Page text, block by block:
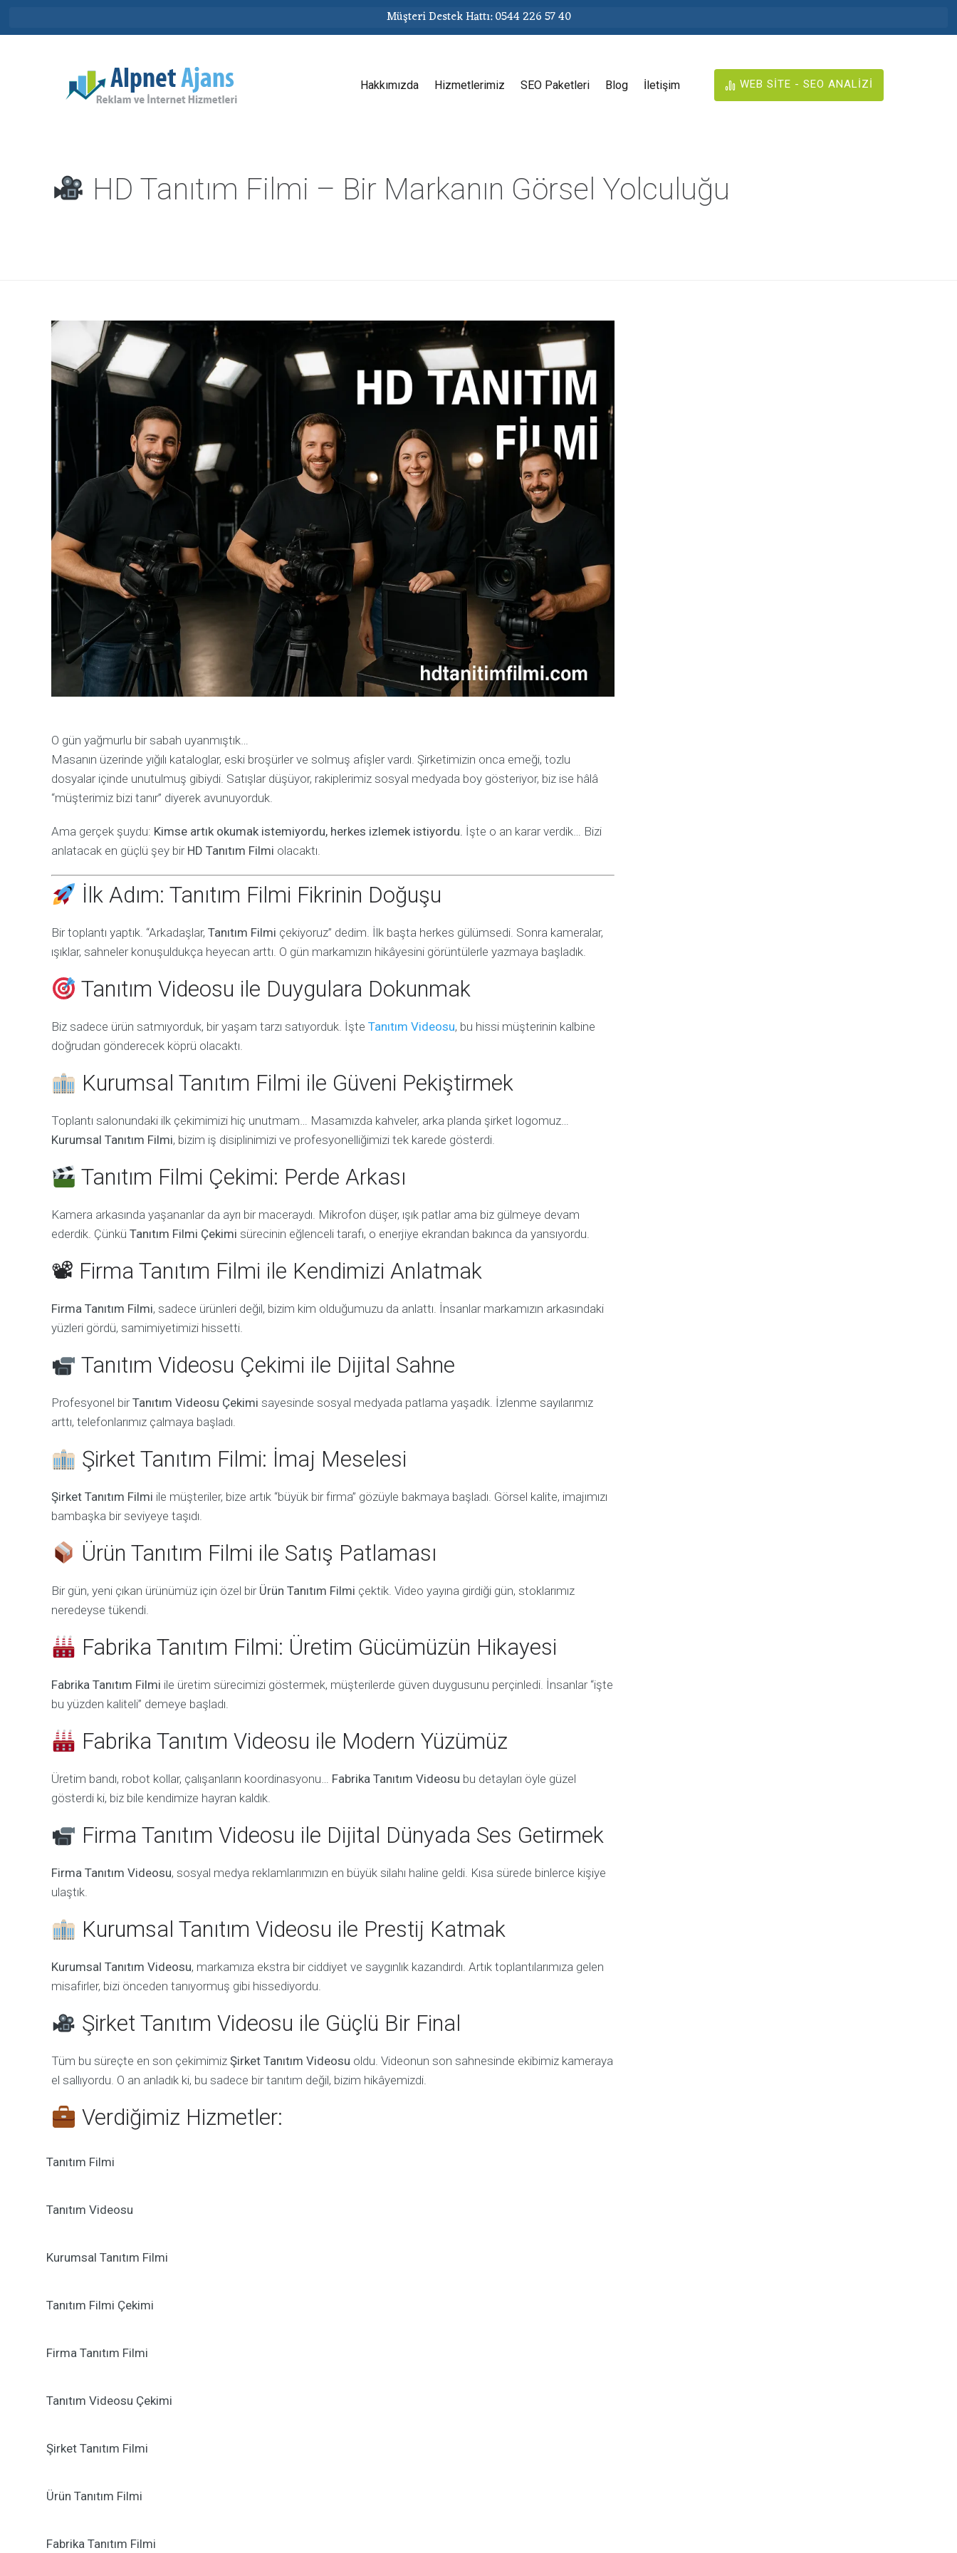
Müşteri Destek Hattı: 0544 226 57 40
Hakkımızda Hizmetlerimiz SEO Paketleri Blog İletişim WEB SİTE - SEO ANALİZİ
HD Tanıtım Filmi – Bir Markanın Görsel Yolculuğu
O gün yağmurlu bir sabah uyanmıştık…
Masanın üzerinde yığılı kataloglar, eski broşürler ve solmuş afişler vardı. Şirketimizin onca emeği, tozlu
dosyalar içinde unutulmuş gibiydi. Satışlar düşüyor, rakiplerimiz sosyal medyada boy gösteriyor, biz ise hâlâ
“müşterimiz bizi tanır” diyerek avunuyorduk.
Ama gerçek şuydu: Kimse artık okumak istemiyordu, herkes izlemek istiyordu. İşte o an karar verdik… Bizi
anlatacak en güçlü şey bir HD Tanıtım Filmi olacaktı.
İlk Adım: Tanıtım Filmi Fikrinin Doğuşu
Bir toplantı yaptık. “Arkadaşlar, Tanıtım Filmi çekiyoruz” dedim. İlk başta herkes gülümsedi. Sonra kameralar,
ışıklar, sahneler konuşuldukça heyecan arttı. O gün markamızın hikâyesini görüntülerle yazmaya başladık.
Tanıtım Videosu ile Duygulara Dokunmak
Biz sadece ürün satmıyorduk, bir yaşam tarzı satıyorduk. İşte Tanıtım Videosu, bu hissi müşterinin kalbine
doğrudan gönderecek köprü olacaktı.
Kurumsal Tanıtım Filmi ile Güveni Pekiştirmek
Toplantı salonundaki ilk çekimimizi hiç unutmam… Masamızda kahveler, arka planda şirket logomuz…
Kurumsal Tanıtım Filmi, bizim iş disiplinimizi ve profesyonelliğimizi tek karede gösterdi.
Tanıtım Filmi Çekimi: Perde Arkası
Kamera arkasında yaşananlar da ayrı bir maceraydı. Mikrofon düşer, ışık patlar ama biz gülmeye devam
ederdik. Çünkü Tanıtım Filmi Çekimi sürecinin eğlenceli tarafı, o enerjiye ekrandan bakınca da yansıyordu.
📽 Firma Tanıtım Filmi ile Kendimizi Anlatmak
Firma Tanıtım Filmi, sadece ürünleri değil, bizim kim olduğumuzu da anlattı. İnsanlar markamızın arkasındaki
yüzleri gördü, samimiyetimizi hissetti.
Tanıtım Videosu Çekimi ile Dijital Sahne
Profesyonel birTanıtım Videosu Çekimi sayesinde sosyal medyada patlama yaşadık. İzlenme sayılarımız
arttı, telefonlarımız çalmaya başladı.
Şirket Tanıtım Filmi: İmaj Meselesi
Şirket Tanıtım Filmi ile müşteriler, bize artık “büyük bir firma” gözüyle bakmaya başladı. Görsel kalite, imajımızı
bambaşka bir seviyeye taşıdı.
Ürün Tanıtım Filmi ile Satış Patlaması
Bir gün, yeni çıkan ürünümüz için özel bir Ürün Tanıtım Filmi çektik. Video yayına girdiği gün, stoklarımız
neredeyse tükendi.
Fabrika Tanıtım Filmi: Üretim Gücümüzün Hikayesi
Fabrika Tanıtım Filmi ile üretim sürecimizi göstermek, müşterilerde güven duygusunu perçinledi. İnsanlar “işte
bu yüzden kaliteli” demeye başladı.
Fabrika Tanıtım Videosu ile Modern Yüzümüz
Üretim bandı, robot kollar, çalışanların koordinasyonu… Fabrika Tanıtım Videosu bu detayları öyle güzel
gösterdi ki, biz bile kendimize hayran kaldık.
Firma Tanıtım Videosu ile Dijital Dünyada Ses Getirmek
Firma Tanıtım Videosu, sosyal medya reklamlarımızın en büyük silahı haline geldi. Kısa sürede binlerce kişiye
ulaştık.
Kurumsal Tanıtım Videosu ile Prestij Katmak
Kurumsal Tanıtım Videosu, markamıza ekstra bir ciddiyet ve saygınlık kazandırdı. Artık toplantılarımıza gelen
misafirler, bizi önceden tanıyormuş gibi hissediyordu.
Şirket Tanıtım Videosu ile Güçlü Bir Final
Tüm bu süreçte en son çekimimiz Şirket Tanıtım Videosu oldu. Videonun son sahnesinde ekibimiz kameraya
el sallıyordu. O an anladık ki, bu sadece bir tanıtım değil, bizim hikâyemizdi.
Verdiğimiz Hizmetler:
Tanıtım Filmi
Tanıtım Videosu
Kurumsal Tanıtım Filmi
Tanıtım Filmi Çekimi
Firma Tanıtım Filmi
Tanıtım Videosu Çekimi
Şirket Tanıtım Filmi
Ürün Tanıtım Filmi
Fabrika Tanıtım Filmi